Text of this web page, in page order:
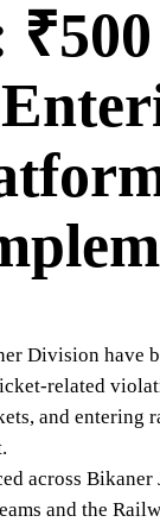
Division
related
and entering
across
and the